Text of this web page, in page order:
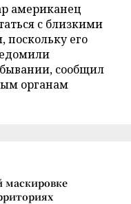
американец
с близкими
поскольку его
сообщил
органам
маскировке